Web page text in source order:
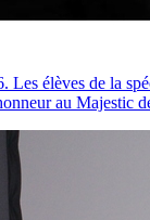
Les élèves de la
au Majestic